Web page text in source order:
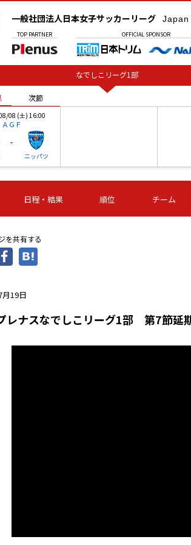
一般社団法人日本女子サッカーリーグ
TOP PARTNER OFFICIAL SPONSOR
なでしこリーグ1部
次節
08 (土) 16:00
ＡＧＦ
-
ニッパツ
05 (土) 15:00
ニッパツ
-
名古屋
第16節 09/05 (土) 15:00
石人の星
-
第16
次節
日程・結果 順位 チーム
を共有する
月19日
レナスなでしこリーグ1部 第7節延